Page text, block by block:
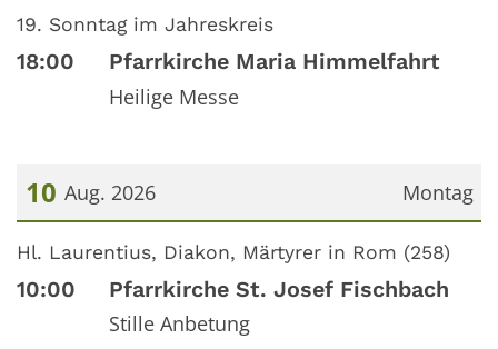
Datum: 9. August 2026
19. Sonntag im Jahreskreis
18:00 Pfarrkirche Maria Himmelfahrt
Heilige Messe
Montag
10 Aug. 2026
Datum: 10. August 2026
Hl. Laurentius, Diakon, Märtyrer in Rom (258)
10:00 Pfarrkirche St. Josef Fischbach
Stille Anbetung